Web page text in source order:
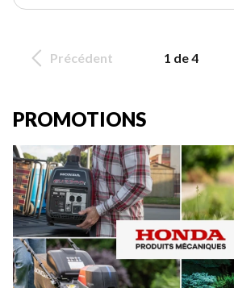
Précédent 1 de 4
PROMOTIONS